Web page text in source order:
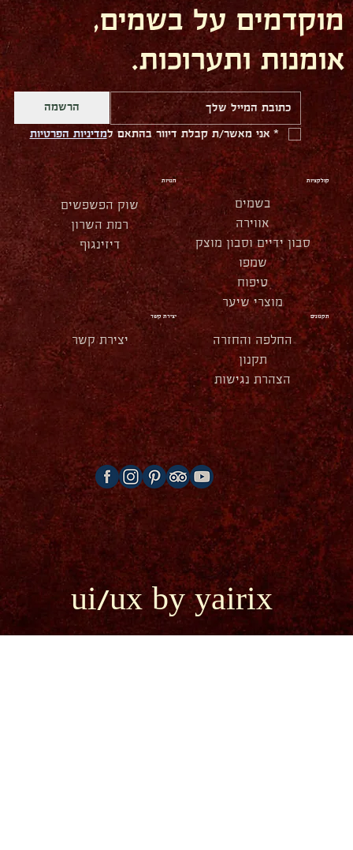
תקנונים
החלפה והחזרה
תקנון
הצהרת נגישות
חנויות
שוק הפשפשים
רמת השרון
דיזינגוף
יצירת קשר
יצירת קשר
קולקציות
בשמים
אווירה
סבון ידיים וסבון מוצק
שמפו
טיפוח
מוצרי שיער
מוקדמים על בשמים,
אומנות ותערוכות.
הרשמה
* אני מאשר/ת קבלת דיוור בהתאם למדיניות הפרטיות
ui/ux by yairix